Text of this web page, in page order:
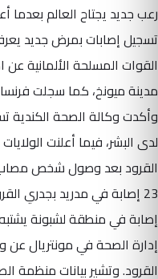
رعب جديد يجتاح العالم
تسجيل إصابات بمرض جديد
القوات المسلحة الألمانية
مدينة ميونخ، كما سجلت
وأكدت وكالة الصحة الكندية
لدى البشر، فيما أعلنت
القرود بعد وصول شخص مصاب
إصابة في منطقة لشبونة
القرود. وتشير بيانات منظمة